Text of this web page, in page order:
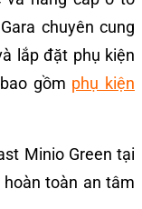
chuyên cung
lắp đặt phụ kiện
gồm phụ kiện
Minio Green tại
toàn an tâm